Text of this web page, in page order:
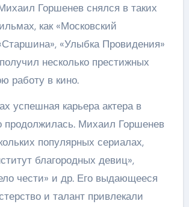
Горшенев снялся в таких
как «Московский
«Улыбка Провидения»
несколько престижных
работу в кино.
успешная карьера актера в
продолжилась. Михаил Горшенев
популярных сериалах,
благородных девиц»,
чести» и др. Его выдающееся
и талант привлекали